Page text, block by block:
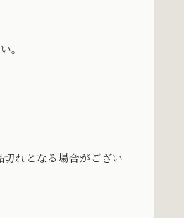
。
れとなる場合がござい